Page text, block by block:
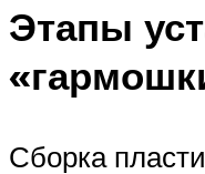
Этапы
Сборка